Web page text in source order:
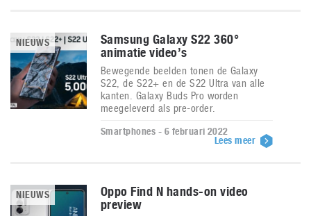
NIEUWS
Samsung Galaxy S22 360°
animatie video’s
Bewegende beelden tonen de Galaxy
S22, de S22+ en de S22 Ultra van alle
kanten. Galaxy Buds Pro worden
meegeleverd als pre-order.
Smartphones - 6 februari 2022
Lees meer
NIEUWS
Oppo Find N hands-on video
preview